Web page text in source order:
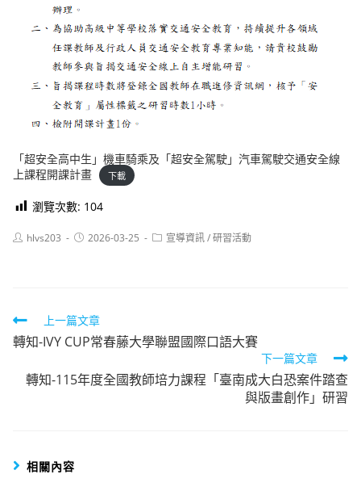
「超安全高中生」機車騎乘及「超安全駕駛」汽車駕駛交通安全線
上課程開課計畫
下載
瀏覽次數: 104
Posthlvs203
Post2026-03-25
Post宣導資訊/研習活動
Read
more
articles
上一篇文章
轉知-IVY CUP常春藤大學聯盟國際口語大賽
下一篇文章
轉知-115年度全國教師培力課程「臺南成大白恐案件踏查
與版畫創作」研習
相關內容